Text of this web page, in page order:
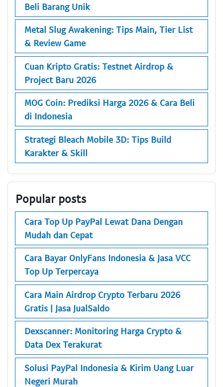
Beli Barang Unik
Metal Slug Awakening: Tips Main, Tier List
& Review Game
Cuan Kripto Gratis: Testnet Airdrop &
Project Baru 2026
MOG Coin: Prediksi Harga 2026 & Cara Beli
di Indonesia
Strategi Bleach Mobile 3D: Tips Build
Karakter & Skill
Popular posts
Cara Top Up PayPal Lewat Dana Dengan
Mudah dan Cepat
Cara Bayar OnlyFans Indonesia & Jasa VCC
Top Up Terpercaya
Cara Main Airdrop Crypto Terbaru 2026
Gratis | Jasa JualSaldo
Dexscanner: Monitoring Harga Crypto &
Data Dex Terakurat
Solusi PayPal Indonesia & Kirim Uang Luar
Negeri Murah